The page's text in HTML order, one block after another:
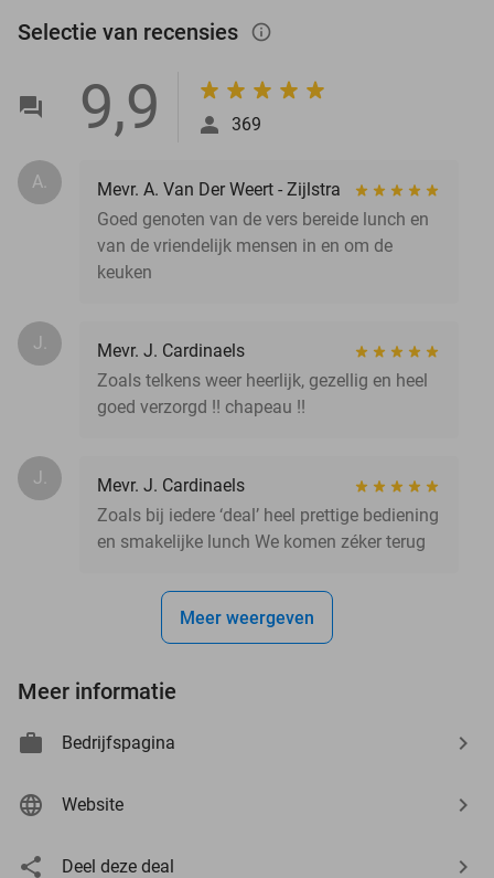
Selectie van recensies info_outlined
9,9 369
A.
Mevr. A. Van Der Weert - Zijlstra
Goed genoten van de vers bereide lunch en
van de vriendelijk mensen in en om de
keuken
J.
Mevr. J. Cardinaels
Zoals telkens weer heerlijk, gezellig en heel
goed verzorgd !! chapeau !!
J.
Mevr. J. Cardinaels
Zoals bij iedere ‘deal’ heel prettige bediening
en smakelijke lunch We komen zéker terug
Meer weergeven
Meer informatie
Bedrijfspagina
Website
Deel deze deal